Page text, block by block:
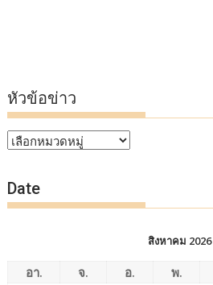
หัวข้อข่าว
หัวข้อ
Date
สิงหาคม 2026
อา. จ. อ. พ.